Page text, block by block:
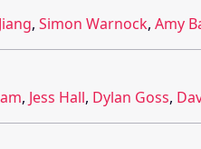
, Simon Warnock, Amy
, Jess Hall, Dylan Goss,